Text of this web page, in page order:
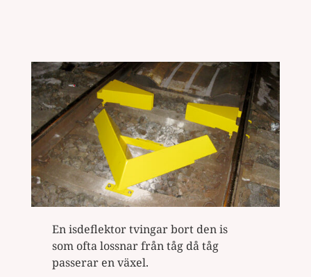
En isdeflektor tvingar bort den is
som ofta lossnar från tåg då tåg
passerar en växel.